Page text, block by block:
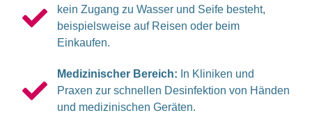
kein Zugang zu Wasser und Seife besteht,
beispielsweise auf Reisen oder beim
Einkaufen.
Medizinischer Bereich: In Kliniken und
Praxen zur schnellen Desinfektion von Händen
und medizinischen Geräten.